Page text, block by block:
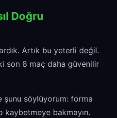
Doğru
Artık bu yeterli değil.
son 8 maç daha güvenilir
şunu söylüyorum: forma
kaybetmeye bakmayın.